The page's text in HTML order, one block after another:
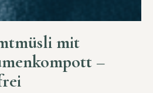
mit
–